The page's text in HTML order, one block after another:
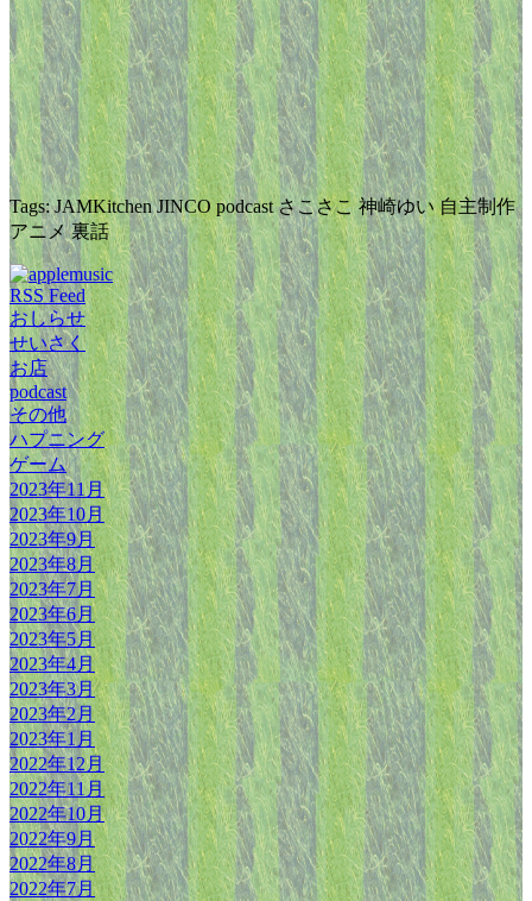
Tags: JAMKitchen JINCO podcast さこさこ 神崎ゆい 自主制作
アニメ 裏話
RSS Feed
おしらせ
せいさく
お店
podcast
その他
ハプニング
ゲーム
2023年11月
2023年10月
2023年9月
2023年8月
2023年7月
2023年6月
2023年5月
2023年4月
2023年3月
2023年2月
2023年1月
2022年12月
2022年11月
2022年10月
2022年9月
2022年8月
2022年7月